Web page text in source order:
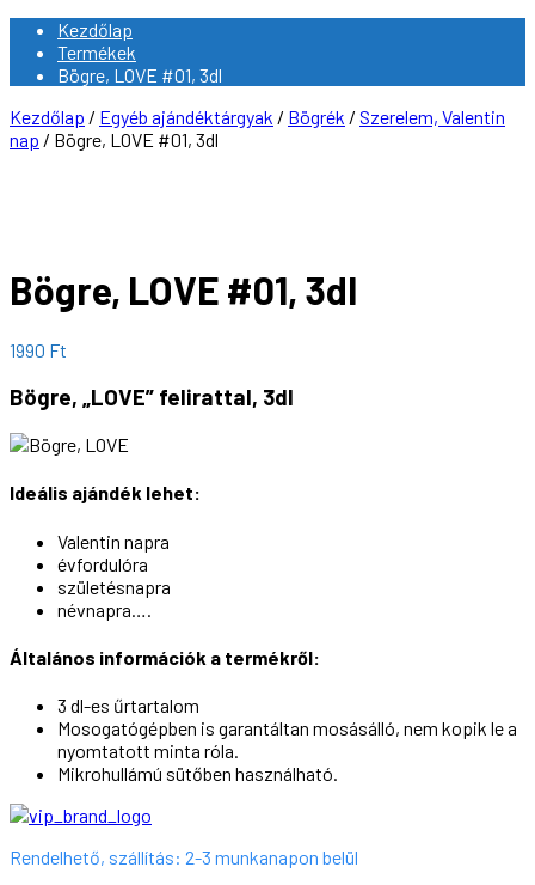
Kezdőlap
Termékek
Bögre, LOVE #01, 3dl
Kezdőlap / Egyéb ajándéktárgyak / Bögrék / Szerelem, Valentin
nap / Bögre, LOVE #01, 3dl
Bögre, LOVE #01, 3dl
1990 Ft
Bögre, „LOVE” felirattal, 3dl
Ideális ajándék lehet:
Valentin napra
évfordulóra
születésnapra
névnapra….
Általános információk a termékről:
3 dl-es űrtartalom
Mosogatógépben is garantáltan mosásálló, nem kopik le a
nyomtatott minta róla.
Mikrohullámú sütőben használható.
Rendelhető, szállítás: 2-3 munkanapon belül